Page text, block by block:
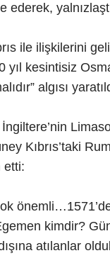
ederek,
ile ilişkilerini
yıl kesintisiz
algısı
İngiltere’nin
Kıbrıs’taki
etti:
kimdir?
atılanlar